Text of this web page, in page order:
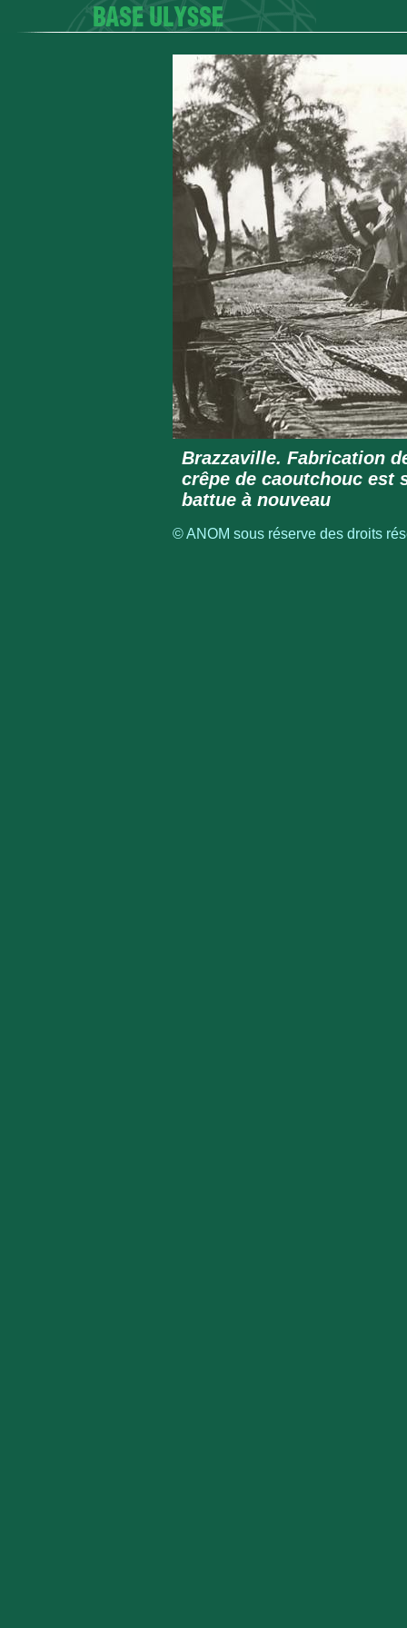
Brazzaville. Fabrication
crêpe de caoutchouc est
battue à nouveau
© ANOM sous réserve des droits